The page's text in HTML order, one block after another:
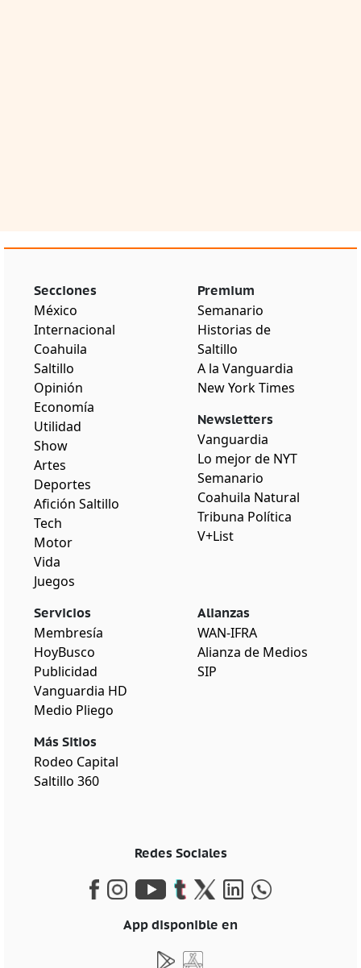
Secciones
México
Internacional
Coahuila
Saltillo
Opinión
Economía
Utilidad
Show
Artes
Deportes
Afición Saltillo
Tech
Motor
Vida
Juegos
Premium
Semanario
Historias de
Saltillo
A la Vanguardia
New York Times
Newsletters
Vanguardia
Lo mejor de NYT
Semanario
Coahuila Natural
Tribuna Política
V+List
Servicios
Membresía
HoyBusco
Publicidad
Vanguardia HD
Medio Pliego
Más Sitios
Rodeo Capital
Saltillo 360
Alianzas
WAN-IFRA
Alianza de Medios
SIP
Redes Sociales
App disponible en